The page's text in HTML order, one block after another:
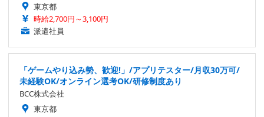
東京都
時給2,700円～3,100円
派遣社員
「ゲームやり込み勢、歓迎!」/アプリテスター/月収30万可/
未経験OK/オンライン選考OK/研修制度あり
BCC株式会社
東京都